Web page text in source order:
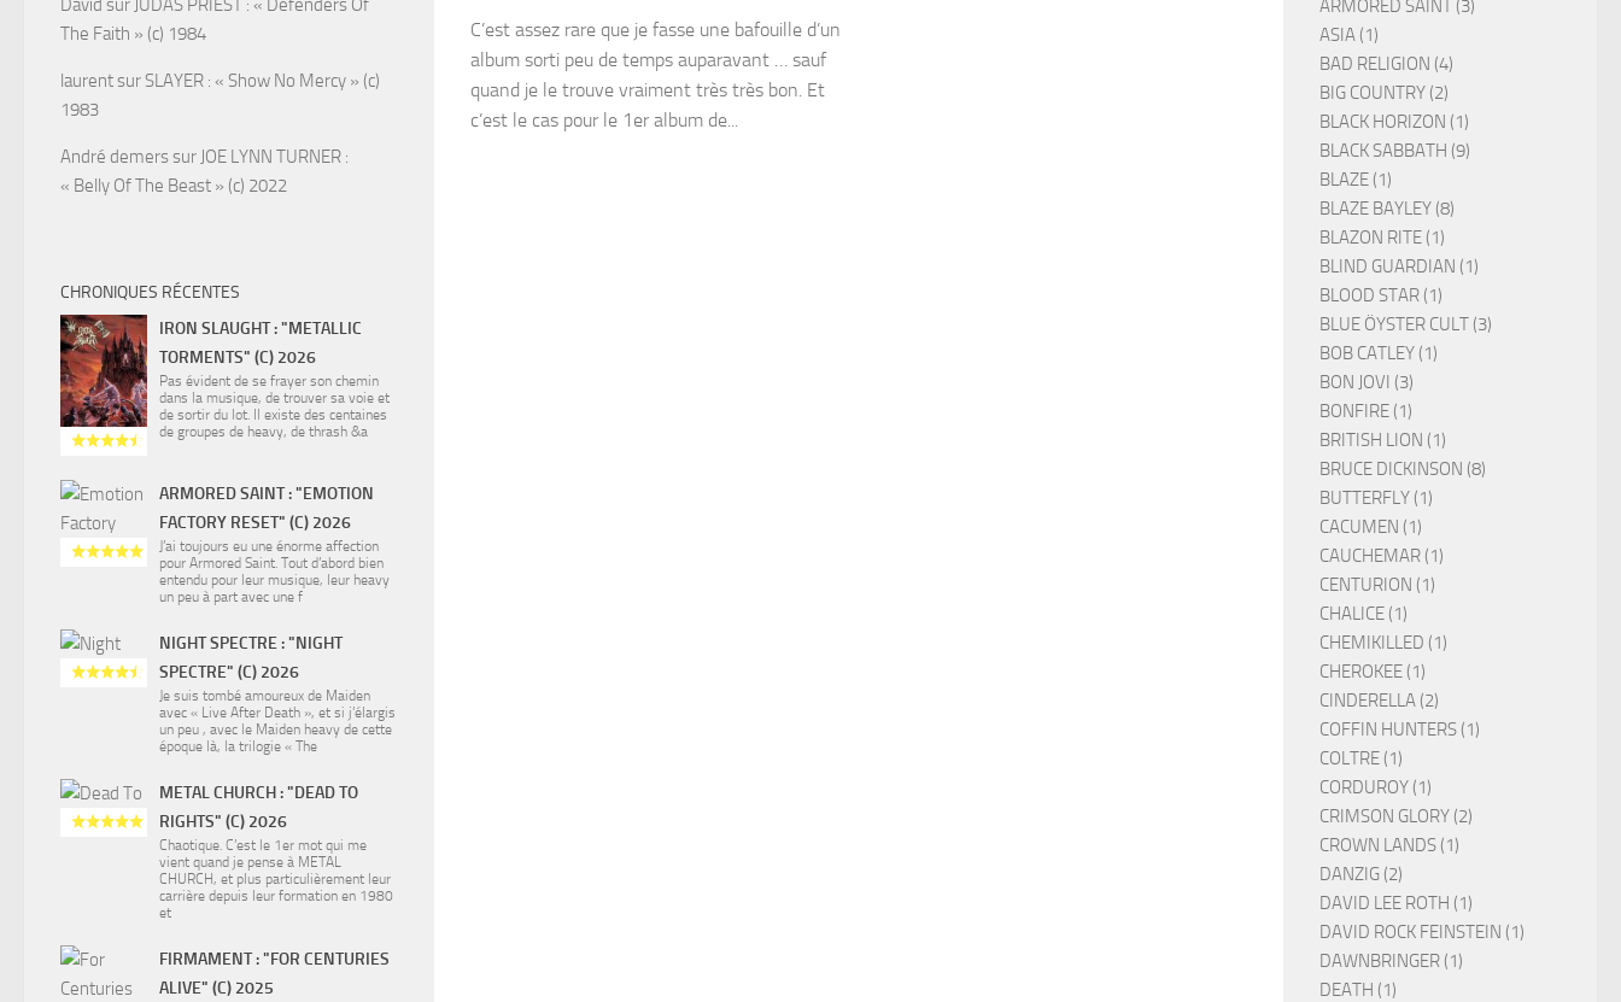
C’est assez rare que je fasse une bafouille d’un
album sorti peu de temps auparavant … sauf
quand je le trouve vraiment très très bon. Et
c’est le cas pour le 1er album de...
David sur JUDAS PRIEST : « Defenders Of
The Faith » (c) 1984
laurentsur SLAYER : « Show No Mercy » (c)
1983
André demerssur JOE LYNN TURNER :
« Belly Of The Beast » (c) 2022
CHRONIQUES RÉCENTES
IRON SLAUGHT : "METALLIC
TORMENTS" (C) 2026
Pas évident de se frayer son chemin
dans la musique, de trouver sa voie et
de sortir du lot. Il existe des centaines
de groupes de heavy, de thrash &a
ARMORED SAINT : "EMOTION
FACTORY RESET" (C) 2026
J’ai toujours eu une énorme affection
pour Armored Saint. Tout d’abord bien
entendu pour leur musique, leur heavy
un peu à part avec une f
NIGHT SPECTRE : "NIGHT
SPECTRE" (C) 2026
Je suis tombé amoureux de Maiden
avec « Live After Death », et si j’élargis
un peu , avec le Maiden heavy de cette
époque là, la trilogie « The
METAL CHURCH : "DEAD TO
RIGHTS" (C) 2026
Chaotique. C’est le 1er mot qui me
vient quand je pense à METAL
CHURCH, et plus particulièrement leur
carrière depuis leur formation en 1980
et
FIRMAMENT : "FOR CENTURIES
ALIVE" (C) 2025
ARMORED SAINT (3)
ASIA (1)
BAD RELIGION (4)
BIG COUNTRY (2)
BLACK HORIZON (1)
BLACK SABBATH (9)
BLAZE (1)
BLAZE BAYLEY (8)
BLAZON RITE (1)
BLIND GUARDIAN (1)
BLOOD STAR (1)
BLUE ÖYSTER CULT (3)
BOB CATLEY (1)
BON JOVI (3)
BONFIRE (1)
BRITISH LION (1)
BRUCE DICKINSON (8)
BUTTERFLY (1)
CACUMEN (1)
CAUCHEMAR (1)
CENTURION (1)
CHALICE (1)
CHEMIKILLED (1)
CHEROKEE (1)
CINDERELLA (2)
COFFIN HUNTERS (1)
COLTRE (1)
CORDUROY (1)
CRIMSON GLORY (2)
CROWN LANDS (1)
DANZIG (2)
DAVID LEE ROTH (1)
DAVID ROCK FEINSTEIN (1)
DAWNBRINGER (1)
DEATH (1)